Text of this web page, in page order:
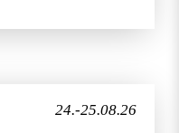
24.-25.08.26